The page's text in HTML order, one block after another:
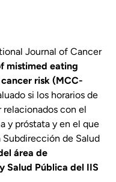
Journal of Cancer
mistimed eating
risk (MCC-
si los horarios de
relacionados con el
y próstata y en el que
Subdirección de Salud
área de
Salud Pública del IIS